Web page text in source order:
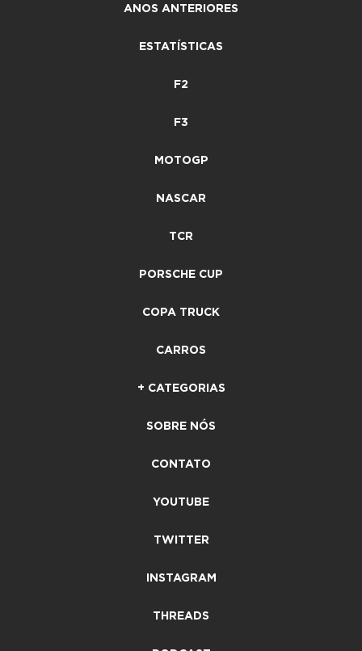
ANOS ANTERIORES
ESTATÍSTICAS
F2
F3
MOTOGP
NASCAR
TCR
PORSCHE CUP
COPA TRUCK
CARROS
+ CATEGORIAS
SOBRE NÓS
CONTATO
YOUTUBE
TWITTER
INSTAGRAM
THREADS